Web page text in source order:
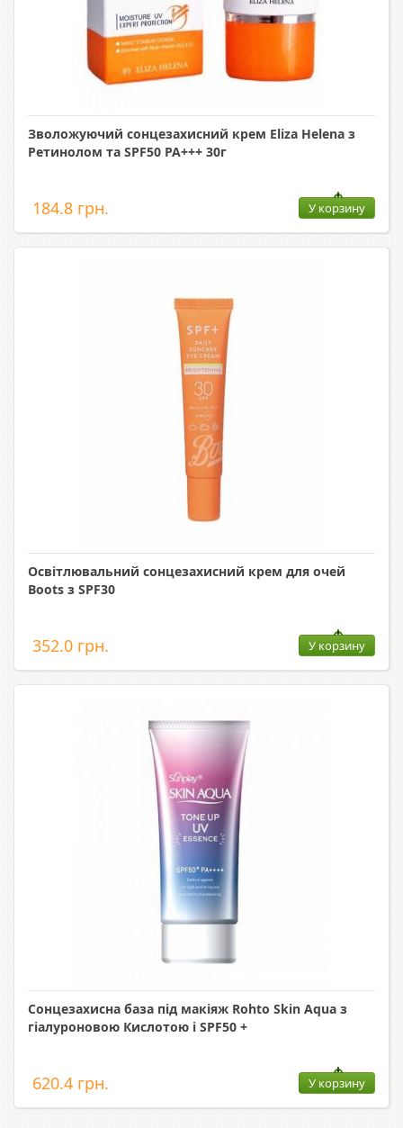
Зволожуючий сонцезахисний крем Eliza Helena з
Ретинолом та SPF50 PA+++ 30г
184.8 грн. У корзину
Освітлювальний сонцезахисний крем для очей
Boots з SPF30
352.0 грн. У корзину
Сонцезахисна база під макіяж Rohto Skin Aqua з
гіалуроновою Кислотою і SPF50 +
620.4 грн. У корзину